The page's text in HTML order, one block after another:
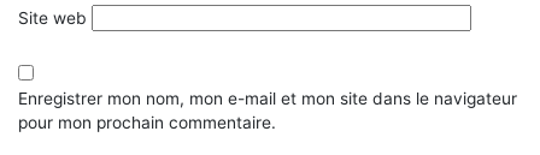
Site web
Enregistrer mon nom, mon e-mail et mon site dans le navigateur
pour mon prochain commentaire.